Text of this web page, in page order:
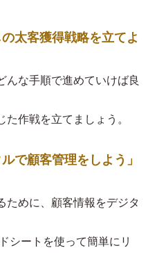
太客獲得戦略を立てよ
な手順で進めていけば良
作戦を立てましょう。
で顧客管理をしよう」
めに、顧客情報をデジタ
シートを使って簡単にリ